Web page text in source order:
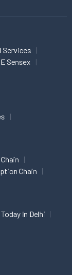
Services
Sensex
Chain
In Delhi